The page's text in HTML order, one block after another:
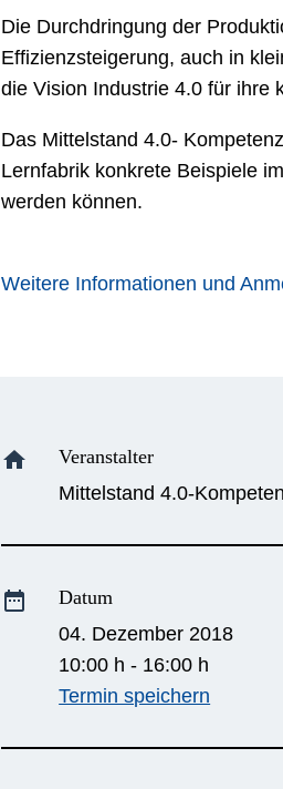
Die Durchdringung der
Effizienzsteigerung, auch in
die Vision Industrie 4.0 für ihre
Das Mittelstand 4.0-
Lernfabrik konkrete Beispiele
werden können.
Weitere Informationen und
home
Veranstalter
Mittelstand 4.0-
date_range
Datum
04. Dezember 2018
10:00 h - 16:00 h
Termin speichern